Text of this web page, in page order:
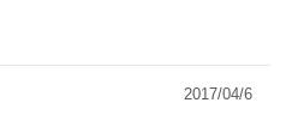
2017/04/6